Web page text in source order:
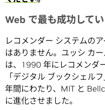
Web で最も成功して
レコメンダー システムの
はありません。ユッシ カ
は、1990 年にレコメンダ
「デジタル ブックシェル
年間にわたり、MIT と
に進化させました。